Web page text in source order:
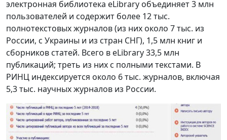
электронная библиотека eLibrary объединяет 3 млн
пользователей и содержит более 12 тыс.
полнотекстовых журналов (из них около 7 тыс. из
России, с Украины и из стран СНГ), 1,5 млн книг и
сборников статей. Всего в eLibrary 33,5 млн
публикаций; треть из них с полными текстами. В
РИНЦ индексируется около 6 тыс. журналов, включая
5,3 тыс. научных журналов из России.